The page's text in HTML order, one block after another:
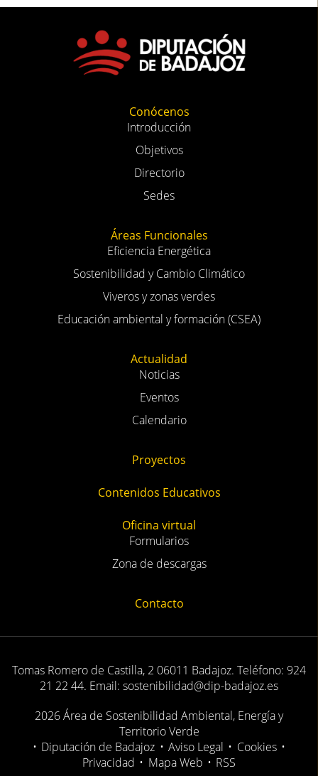
Conócenos
Introducción
Objetivos
Directorio
Sedes
Áreas Funcionales
Eficiencia Energética
Sostenibilidad y Cambio Climático
Viveros y zonas verdes
Educación ambiental y formación (CSEA)
Actualidad
Noticias
Eventos
Calendario
Proyectos
Contenidos Educativos
Oficina virtual
Formularios
Zona de descargas
Contacto
Tomas Romero de Castilla, 2 06011 Badajoz. Teléfono: 924
21 22 44. Email: sostenibilidad@dip-badajoz.es
2026 Área de Sostenibilidad Ambiental, Energía y
Territorio Verde
• Diputación de Badajoz • Aviso Legal • Cookies •
Privacidad • Mapa Web • RSS